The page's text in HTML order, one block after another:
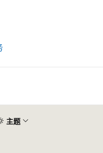
主题